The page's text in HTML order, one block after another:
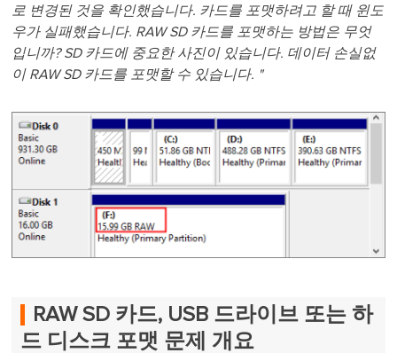
로 변경된 것을 확인했습니다. 카드를 포맷하려고 할 때 윈도
우가 실패했습니다. RAW SD 카드를 포맷하는 방법은 무엇
입니까? SD 카드에 중요한 사진이 있습니다. 데이터 손실없
이 RAW SD 카드를 포맷할 수 있습니다. "
RAW SD 카드, USB 드라이브 또는 하
드 디스크 포맷 문제 개요